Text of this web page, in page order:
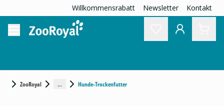
Willkommensrabatt Newsletter Kontakt
ZooRoyal ... Hunde-Trockenfutter